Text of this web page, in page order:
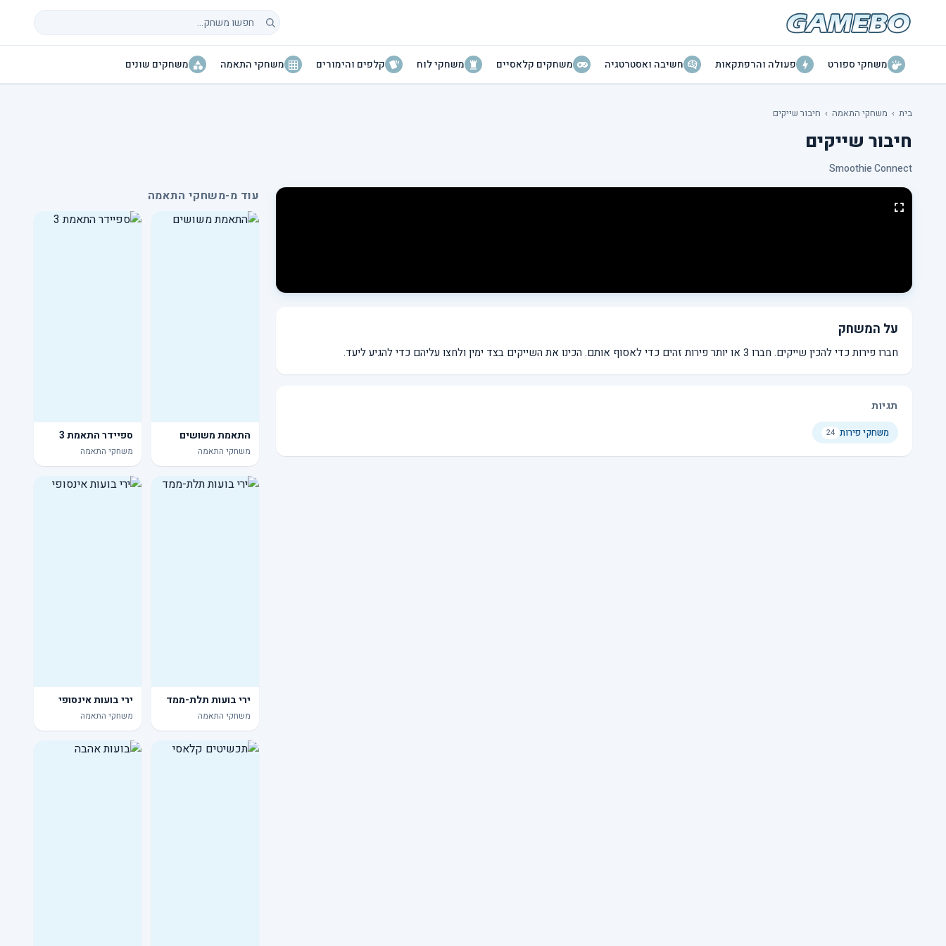
חיפוש משחקים
משחקי ספורט פעולה והרפתקאות חשיבה ואסטרטגיה משחקים קלאסיים משחקי לוח קלפים והימורים משחקי התאמה משחקים שונים
בית › משחקי התאמה › חיבור שייקים
חיבור שייקים
Smoothie Connect
על המשחק
חברו פירות כדי להכין שייקים. חברו 3 או יותר פירות זהים כדי לאסוף אותם. הכינו את השייקים בצד ימין ולחצו עליהם כדי להגיע ליעד.
תגיות
משחקי פירות 24
עוד מ-משחקי התאמה
התאמת משושים
משחקי התאמה
ספיידר התאמת 3
משחקי התאמה
ירי בועות תלת-ממד
משחקי התאמה
ירי בועות אינסופי
משחקי התאמה